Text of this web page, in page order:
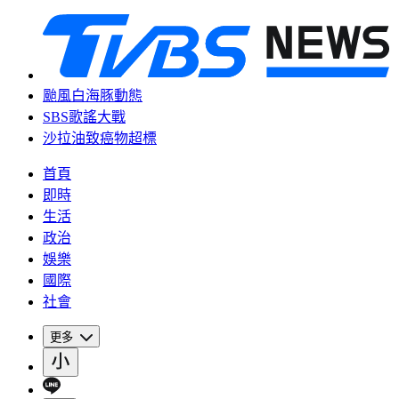
颱風白海豚動態
SBS歌謠大戰
沙拉油致癌物超標
首頁
即時
生活
政治
娛樂
國際
社會
更多